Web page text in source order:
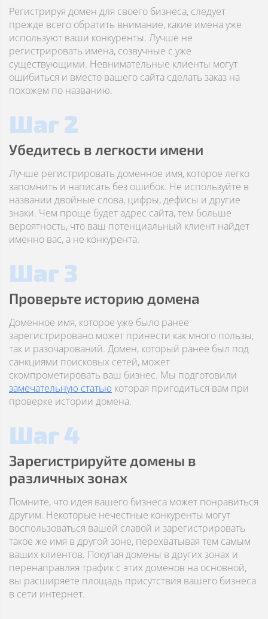
Регистрируя домен для своего бизнеса, следует
прежде всего обратить внимание, какие имена уже
используют ваши конкуренты. Лучше не
регистрировать имена, созвучные с уже
существующими. Невнимательные клиенты могут
ошибиться и вместо вашего сайта сделать заказ на
похожем по названию.
Шаг 2
Убедитесь в легкости имени
Лучше регистрировать доменное имя, которое легко
запомнить и написать без ошибок. Не используйте в
названии двойные слова, цифры, дефисы и другие
знаки. Чем проще будет адрес сайта, тем больше
вероятность, что ваш потенциальный клиент найдет
именно вас, а не конкурента.
Шаг 3
Проверьте историю домена
Доменное имя, которое уже было ранее
зарегистрировано может принести как много пользы,
так и разочарований. Домен, который ранее был под
санкциями поисковых сетей, может
скомпрометировать ваш бизнес. Мы подготовили
замечательную статью которая пригодиться вам при
проверке истории домена.
Шаг 4
Зарегистрируйте домены в
различных зонах
Помните, что идея вашего бизнеса может понравиться
другим. Некоторые нечестные конкуренты могут
воспользоваться вашей славой и зарегистрировать
такое же имя в другой зоне, перехватывая тем самым
ваших клиентов. Покупая домены в других зонах и
перенаправляя трафик с этих доменов на основной,
вы расширяете площадь присутствия вашего бизнеса
в сети интернет.